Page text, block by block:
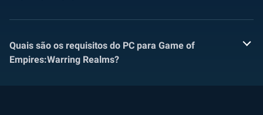
Quais são os requisitos do PC para Game of
Empires:Warring Realms?